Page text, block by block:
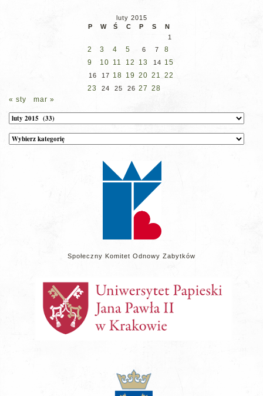
luty 2015
P
W Ś C P S
N
1
2 3 4 5 6 7
8
9
10 11 12 13 14 15
16 17 18 19 20 21
22
23
24 25 26 27 28
« sty
mar »
Archiwum
Kategorie
wpisów
Społeczny Komitet Odnowy Zabytków